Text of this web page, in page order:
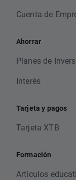
Cuenta de
Ahorrar
Planes de
Interés
Tarjeta y pagos
Tarjeta XTB
Formación
Artículos